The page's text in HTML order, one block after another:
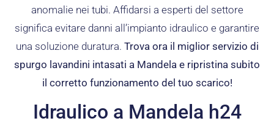
anomalie nei tubi. Affidarsi a esperti del settore
significa evitare danni all’impianto idraulico e garantire
una soluzione duratura. Trova ora il miglior servizio di
spurgo lavandini intasati a Mandela e ripristina subito
il corretto funzionamento del tuo scarico!
Idraulico a Mandela h24